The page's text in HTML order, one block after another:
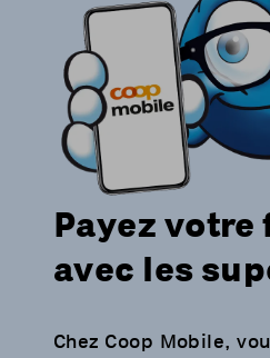
Payez votre
avec les
Chez Coop Mobile,